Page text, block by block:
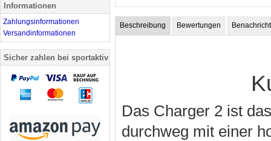
Beschreibung Bewertungen
Das Charger 2 ist
durchweg mit einer
Informationen
Zahlungsinformationen
Versandinformationen
Sicher zahlen bei sportaktiv